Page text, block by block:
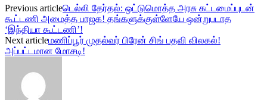
Previous articleடெல்லி தேர்தல்: ஒட்டுமொத்த அரசு கட்டமைப்புடன்
கூட்டணி அமைத்த பாஜக! தங்களுக்குள்ளேயே ஒன்றுபடாத
‘இந்தியா கூட்டணி’!
Next articleமணிப்பூர் முதல்வர் பிரேன் சிங் பதவி விலகல்!
அப்பட்டமான மோசடி!